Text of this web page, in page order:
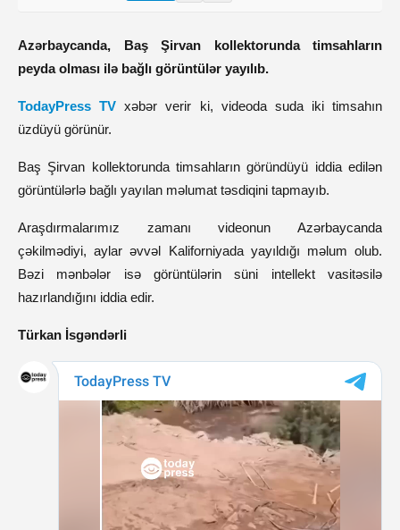
Azərbaycanda, Baş Şirvan kollektorunda timsahların
peyda olması ilə bağlı görüntülər yayılıb.
TodayPress TV xəbər verir ki, videoda suda iki timsahın
üzdüyü görünür.
Baş Şirvan kollektorunda timsahların göründüyü iddia edilən
görüntülərlə bağlı yayılan məlumat təsdiqini tapmayıb.
Araşdırmalarımız zamanı videonun Azərbaycanda
çəkilmədiyi, aylar əvvəl Kaliforniyada yayıldığı məlum olub.
Bəzi mənbələr isə görüntülərin süni intellekt vasitəsilə
hazırlandığını iddia edir.
Türkan İsgəndərli